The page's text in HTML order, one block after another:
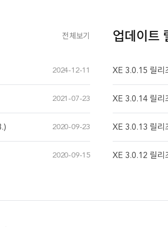
전체보기
2024-12-11
2021-07-23
2020-09-23
2020-09-15
업데이트
XE 3.0.15 릴리
XE 3.0.14 릴리
XE 3.0.13 릴리
XE 3.0.12 릴리